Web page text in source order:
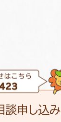
談申し込み